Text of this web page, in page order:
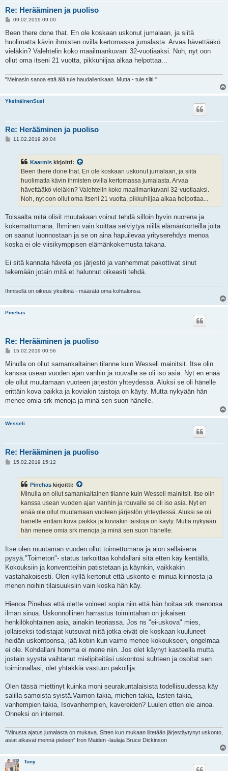
Re: Herääminen ja puoliso
V
e
t
i
09.02.2019 09:00
Been there done that. En ole koskaan uskonut jumalaan, ja siitä
huolimatta kävin ihmisten ovilla kertomassa jumalasta. Arvaa hävettääkö
vieläkin? Valehtelin koko maailmankuvani 32-vuotiaaksi. Noh, nyt oon
ollut oma itseni 21 vuotta, pikkuhiljaa alkaa helpottaa...
"Meinasin sanoa että älä tule haudallenikaan. Mutta - tule silti."
YksinäinenSusi
Re: Herääminen ja puoliso
V11.02.2019 20:04
Kaarmis kirjoitti:
Been there done that. En ole koskaan uskonut jumalaan, ja siitä
huolimatta kävin ihmisten ovilla kertomassa jumalasta. Arvaa
hävettääkö vieläkin? Valehtelin koko maailmankuvani 32-vuotiaaksi.
Noh, nyt oon ollut oma itseni 21 vuotta, pikkuhiljaa alkaa helpottaa...
Toisaalta mitä olisit muutakaan voinut tehdä silloin hyvin nuorena ja
kokemattomana. Ihminen vain koittaa selviytyä niillä elämänkorteilla joita
on saanut luonnostaan ja se on aina hapuilevaa yrityserehdys menoa
koska ei ole viisikymppisen elämänkokemusta takana.
Ei sitä kannata hävetä jos järjestö ja vanhemmat pakottivat sinut
tekemään jotain mitä et halunnut oikeasti tehdä.
Ihmisellä on oikeus yksilönä - määrätä oma kohtalonsa.
Pinehas
Re: Herääminen ja puoliso
V
e
t
i
15.02.2019 00:56
Minulla on ollut samankaltainen tilanne kuin Wesseli mainitsit. Itse olin
kanssa usean vuoden ajan vanhin ja rouvalle se oli iso asia. Nyt en enää
ole ollut muutamaan vuoteen järjestön yhteydessä. Aluksi se oli hänelle
erittäin kova paikka ja koviakin taistoja on käyty. Mutta nykyään hän
menee omia srk menoja ja minä sen suon hänelle.
Wesseli
Re: Herääminen ja puoliso
V15.02.2019 15:12
Pinehas kirjoitti:
Minulla on ollut samankaltainen tilanne kuin Wesseli mainitsit. Itse olin
kanssa usean vuoden ajan vanhin ja rouvalle se oli iso asia. Nyt en
enää ole ollut muutamaan vuoteen järjestön yhteydessä. Aluksi se oli
hänelle erittäin kova paikka ja koviakin taistoja on käyty. Mutta nykyään
hän menee omia srk menoja ja minä sen suon hänelle.
Itse olen muutaman vuoden ollut toimettomana ja aion sellaisena
pysyä."Toimeton"- status tarkoittaa kohdallani sitä etten käy kentällä.
Kokouksiin ja konventteihin patistetaan ja käynkin, vaikkakin
vastahakoisesti. Olen kyllä kertonut että uskonto ei minua kiinnosta ja
menen noihin tilaisuuksiin vain koska hän käy.
Hienoa Pinehas että olette voineet sopia niin että hän hoitaa srk menonsa
ilman sinua. Uskonnollinen harrastus toimintahan on jokaisen
henkilökohtainen asia, ainakin teoriassa. Jos ns "ei-uskova" mies,
jollaiseksi todistajat kutsuvat niitä jotka eivät ole koskaan kuuluneet
heidän uskontoonsa, jää kotiin kun vaimo menee kokoukseen, ongelmaa
ei ole. Kohdallani homma ei mene niin. Jos olet käynyt kasteella mutta
jostain syystä vaihtanut mielipiteitäsi uskontosi suhteen ja osoitat sen
toiminnallasi, olet yhtäkkiä vastuun pakoilija.
Olen tässä miettinyt kuinka moni seurakuntalaisista todellisuudessa käy
salilla samoista syistä.Vaimon takia, miehen takia, lasten takia,
vanhempien takia, Isovanhempien, kavereiden? Luulen etten ole ainoa.
Onneksi on internet.
”Minusta ajatus jumalasta on mukava. Sitten kun mukaan liitetään järjestäytynyt uskonto,
asiat alkavat mennä pieleen” Iron Maiden -laulaja Bruce Dickinson
Tony